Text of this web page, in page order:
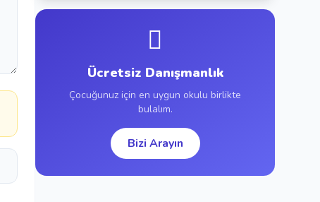
Ücretsiz Danışmanlık
Çocuğunuz için en uygun okulu birlikte
bulalım.
Bizi Arayın